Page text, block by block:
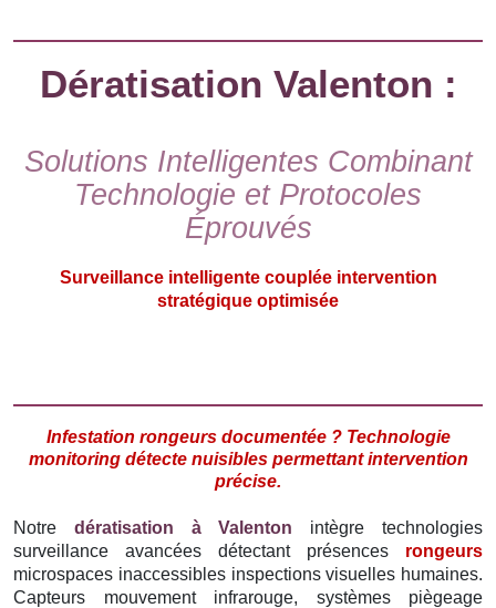
Dératisation Valenton :
Solutions Intelligentes Combinant
Technologie et Protocoles
Éprouvés
Surveillance intelligente couplée intervention
stratégique optimisée
Infestation rongeurs documentée ? Technologie
monitoring détecte nuisibles permettant intervention
précise.
Notre dératisation à Valenton intègre technologies
surveillance avancées détectant présences rongeurs
microspaces inaccessibles inspections visuelles humaines.
Capteurs mouvement infrarouge, systèmes piègeage